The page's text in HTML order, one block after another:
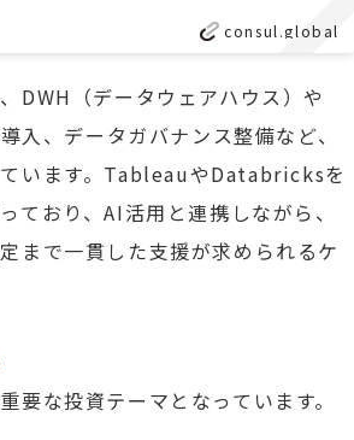
consul.global
DWH（データウェアハウス）や
、データガバナンス整備など、
います。TableauやDatabricksを
ており、AI活用と連携しながら、
まで一貫した支援が求められるケ
な投資テーマとなっています。